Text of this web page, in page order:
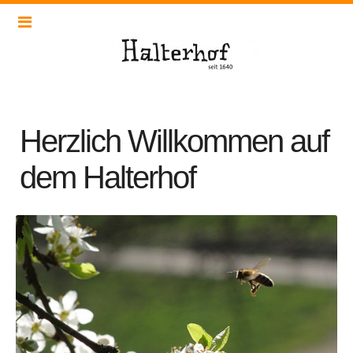
Herzlich Willkommen auf
dem Halterhof